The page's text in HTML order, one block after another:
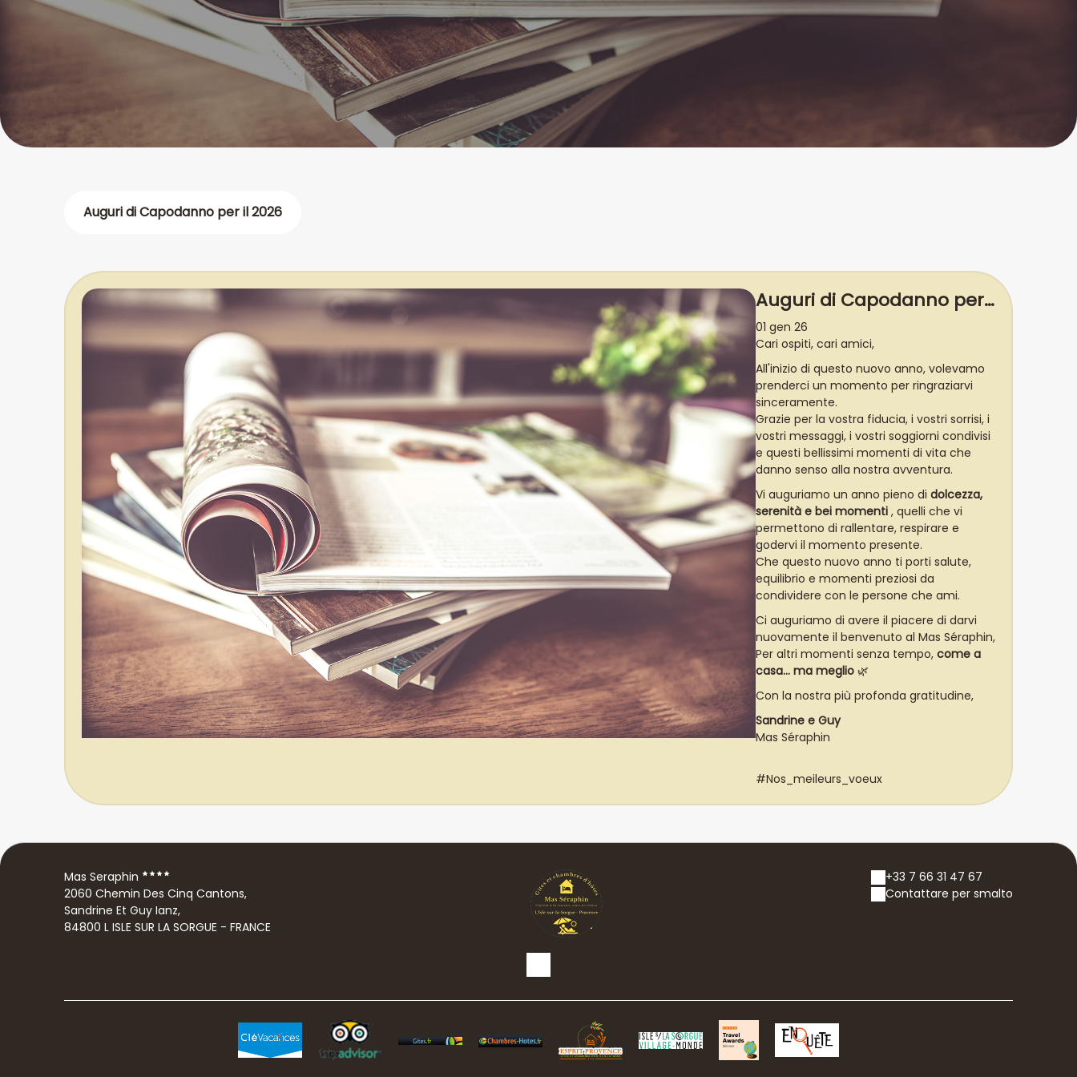
Auguri di Capodanno per il 2026
Auguri di Capodanno per
il 2026
01 gen 26
Cari ospiti, cari amici,
All'inizio di questo nuovo anno, volevamo
prenderci un momento per ringraziarvi
sinceramente.
Grazie per la vostra fiducia, i vostri sorrisi, i
vostri messaggi, i vostri soggiorni condivisi
e questi bellissimi momenti di vita che
danno senso alla nostra avventura.
Vi auguriamo un anno pieno di dolcezza,
serenità e bei momenti, quelli che vi
permettono di rallentare, respirare e
godervi il momento presente.
Che questo nuovo anno ti porti salute,
equilibrio e momenti preziosi da
condividere con le persone che ami.
Ci auguriamo di avere il piacere di darvi
nuovamente il benvenuto al Mas Séraphin,
Per altri momenti senza tempo, come a
casa… ma meglio🌿
Con la nostra più profonda gratitudine,
Sandrine e Guy
Mas Séraphin
#Nos_meileurs_voeux
Mas Seraphin
2060 Chemin Des Cinq Cantons,
Sandrine Et Guy Ianz,
84800 L ISLE SUR LA SORGUE - FRANCE
+33 7 66 31 47 67
Contattare per smalto